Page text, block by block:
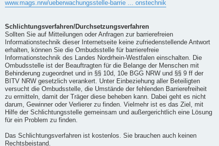
www.mags.nrw/ueberwachungsstelle-barrie ... onstechnik
Schlichtungsverfahren/Durchsetzungsverfahren
Sollten Sie auf Mitteilungen oder Anfragen zur barrierefreien
Informationstechnik dieser Internetseite keine zufriedenstellende Antwort
erhalten, können Sie die Ombudsstelle für barrierefreie
Informationstechnik des Landes Nordrhein-Westfalen einschalten. Die
Ombudsstelle ist der Beauftragten für die Belange der Menschen mit
Behinderung zugeordnet und in §§ 10d, 10e BGG NRW und §§ 9 ff der
BITV NRW gesetzlich verankert. Unter Einbeziehung aller Beteiligten
versucht die Ombudsstelle, die Umstände der fehlenden Barrierefreiheit
zu ermitteln, damit der Träger diese beheben kann. Dabei geht es nicht
darum, Gewinner oder Verlierer zu finden. Vielmehr ist es das Ziel, mit
Hilfe der Schlichtungsstelle gemeinsam und außergerichtlich eine Lösung
für ein Problem zu finden.
Das Schlichtungsverfahren ist kostenlos. Sie brauchen auch keinen
Rechtsbeistand.